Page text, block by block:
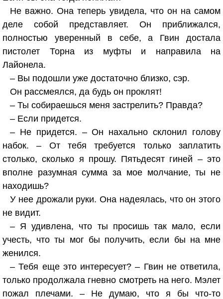
Не важно. Она теперь увидела, что он на самом
деле собой представляет. Он приближался,
полностью уверенный в себе, а Гвин достала
пистолет Торна из муфты и направила на
Лайонела.
– Вы подошли уже достаточно близко, сэр.
Он рассмеялся, да будь он проклят!
– Ты собираешься меня застрелить? Правда?
– Если придется.
– Не придется. – Он нахально склонил голову
набок. – От тебя требуется только заплатить
столько, сколько я прошу. Пятьдесят гиней – это
вполне разумная сумма за мое молчание, ты не
находишь?
У нее дрожали руки. Она надеялась, что он этого
не видит.
– Я удивлена, что ты просишь так мало, если
учесть, что ты мог бы получить, если бы на мне
женился.
– Тебя еще это интересует? – Гвин не ответила,
только продолжала гневно смотреть на него. Мэлет
пожал плечами. – Не думаю, что я бы что-то